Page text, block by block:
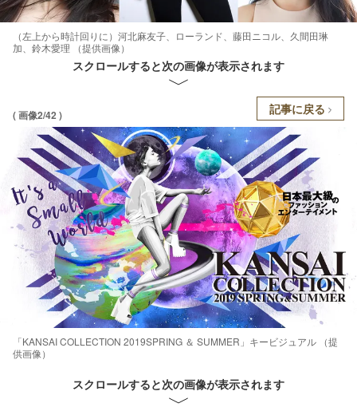
（左上から時計回りに）河北麻友子、ローランド、藤田ニコル、久間田琳
加、鈴木愛理 （提供画像）
スクロールすると次の画像が表示されます
( 画像2/42 ) 記事に戻る
「KANSAI COLLECTION 2019SPRING ＆ SUMMER」キービジュアル （提
供画像）
スクロールすると次の画像が表示されます